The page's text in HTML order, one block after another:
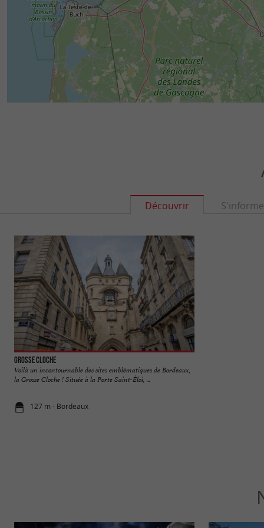
Découvrir
Grosse Cloche
Voilà un incontournable des sites emblématiques de Bordeaux,
la Grosse Cloche ! Située à la Porte Saint-Éloi, ...
127 m - Bordeaux